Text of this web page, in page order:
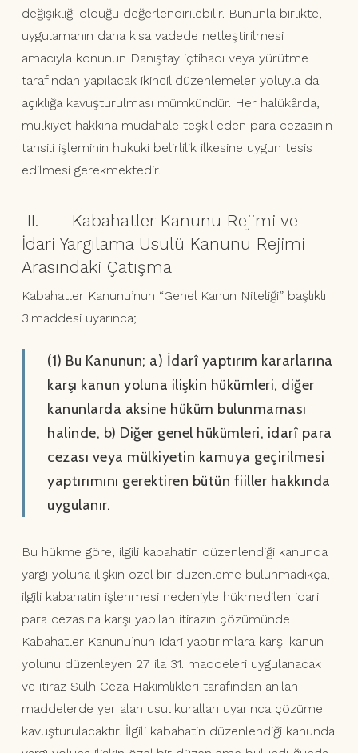
değişikliği olduğu değerlendirilebilir. Bununla birlikte,
uygulamanın daha kısa vadede netleştirilmesi
amacıyla konunun Danıştay içtihadı veya yürütme
tarafından yapılacak ikincil düzenlemeler yoluyla da
açıklığa kavuşturulması mümkündür. Her halükârda,
mülkiyet hakkına müdahale teşkil eden para cezasının
tahsili işleminin hukuki belirlilik ilkesine uygun tesis
edilmesi gerekmektedir.
II. Kabahatler Kanunu Rejimi ve
İdari Yargılama Usulü Kanunu Rejimi
Arasındaki Çatışma
Kabahatler Kanunu’nun “Genel Kanun Niteliği” başlıklı
3.maddesi uyarınca;
(1) Bu Kanunun; a) İdarî yaptırım kararlarına
karşı kanun yoluna ilişkin hükümleri, diğer
kanunlarda aksine hüküm bulunmaması
halinde, b) Diğer genel hükümleri, idarî para
cezası veya mülkiyetin kamuya geçirilmesi
yaptırımını gerektiren bütün fiiller hakkında
uygulanır.
Bu hükme göre, ilgili kabahatin düzenlendiği kanunda
yargı yoluna ilişkin özel bir düzenleme bulunmadıkça,
ilgili kabahatin işlenmesi nedeniyle hükmedilen idari
para cezasına karşı yapılan itirazın çözümünde
Kabahatler Kanunu’nun idari yaptırımlara karşı kanun
yolunu düzenleyen 27 ila 31. maddeleri uygulanacak
ve itiraz Sulh Ceza Hakimlikleri tarafından anılan
maddelerde yer alan usul kuralları uyarınca çözüme
kavuşturulacaktır. İlgili kabahatin düzenlendiği kanunda